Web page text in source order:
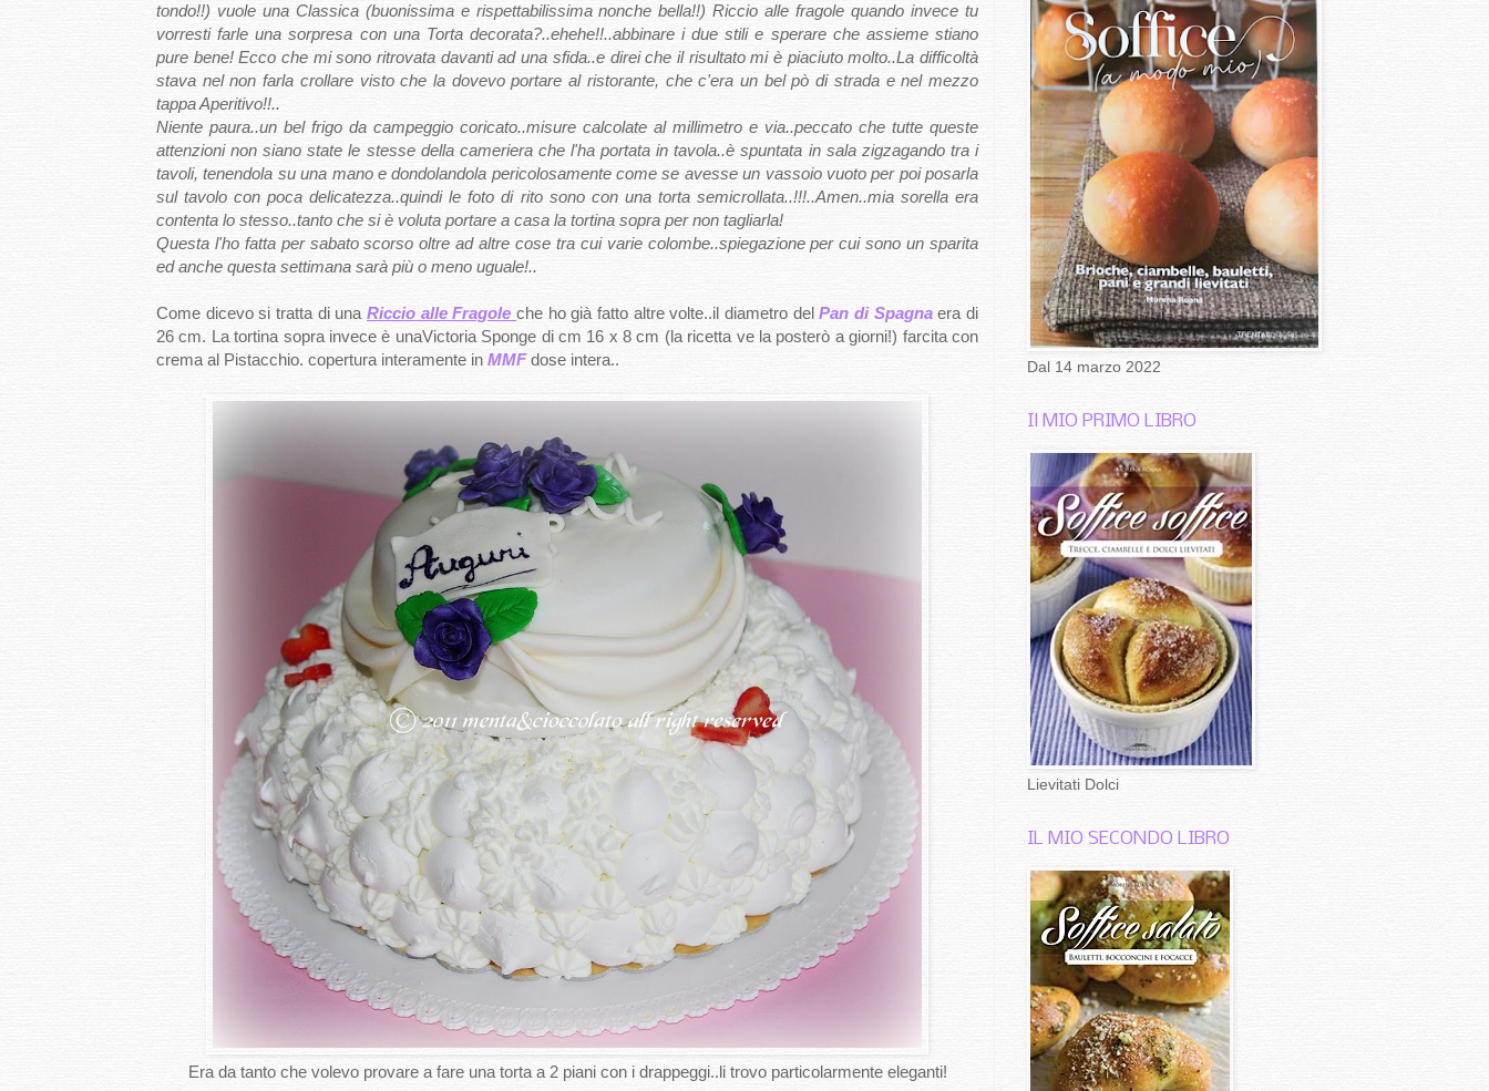
tondo!!) vuole una Classica (buonissima e rispettabilissima nonche bella!!) Riccio alle fragole quando invece tu
vorresti farle una sorpresa con una Torta decorata?..ehehe!!..abbinare i due stili e sperare che assieme stiano
pure bene! Ecco che mi sono ritrovata davanti ad una sfida..e direi che il risultato mi è piaciuto molto..La difficoltà
stava nel non farla crollare visto che la dovevo portare al ristorante, che c'era un bel pò di strada e nel mezzo
tappa Aperitivo!!..
Niente paura..un bel frigo da campeggio coricato..misure calcolate al millimetro e via..peccato che tutte queste
attenzioni non siano state le stesse della cameriera che l'ha portata in tavola..è spuntata in sala zigzagando tra i
tavoli, tenendola su una mano e dondolandola pericolosamente come se avesse un vassoio vuoto per poi posarla
sul tavolo con poca delicatezza..quindi le foto di rito sono con una torta semicrollata..!!!..Amen..mia sorella era
contenta lo stesso..tanto che si è voluta portare a casa la tortina sopra per non tagliarla!
Questa l'ho fatta per sabato scorso oltre ad altre cose tra cui varie colombe..spiegazione per cui sono un sparita
ed anche questa settimana sarà più o meno uguale!..
Come dicevo si tratta di una Riccio alle Fragole che ho già fatto altre volte..il diametro delPan di Spagnaera di
26 cm. La tortina sopra invece è unaVictoria Sponge di cm 16 x 8 cm (la ricetta ve la posterò a giorni!) farcita con
crema al Pistacchio. copertura interamente in MMFdose intera..
Era da tanto che volevo provare a fare una torta a 2 piani con i drappeggi..li trovo particolarmente eleganti!
Dal 14 marzo 2022
Il MIO PRIMO LIBRO
Lievitati Dolci
IL MIO SECONDO LIBRO